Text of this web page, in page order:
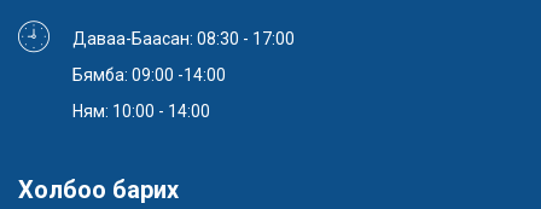
Даваа-Баасан: 08:30 - 17:00
Бямба: 09:00 -14:00
Ням: 10:00 - 14:00
Холбоо барих